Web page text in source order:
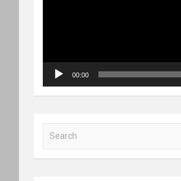
00:00
a